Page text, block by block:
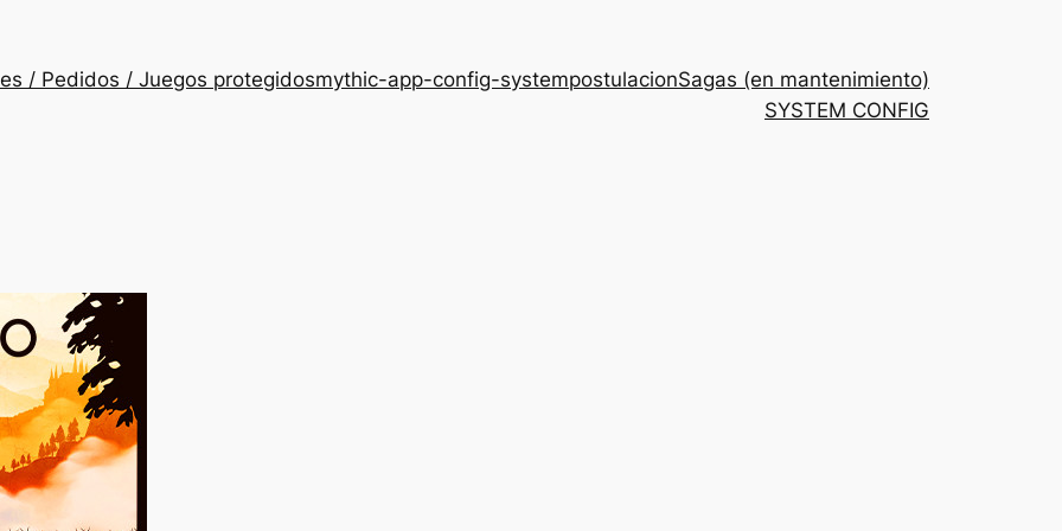
/ Pedidos / Juegos protegidosmythic-app-config-systempostulacionSagas (en mantenimiento)
SYSTEM CONFIG